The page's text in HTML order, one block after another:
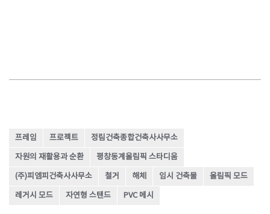
프레임 프로젝트 정림건축종합건축사사무소
자원의 재활용과 순환 평창동계올림픽 스타디움
(주)피엠피건축사사무소 철거 해체 임시 건축물 올림픽 모드
레거시 모드 자연형 스탠드 PVC 메시